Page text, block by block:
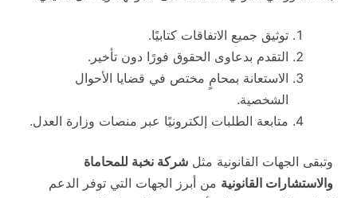
توثيق جميع الاتفاقات كتابيًا.
التقدم بدعاوى الحقوق فورًا دون تأخير.
الاستعانة بمحامٍ مختص في قضايا الأحوال
الشخصية.
متابعة الطلبات إلكترونيًا عبر منصات وزارة العدل.
وتبقى الجهات القانونية مثل شركة نخبة للمحاماة
والاستشارات القانونية من أبرز الجهات التي توفر الدعم